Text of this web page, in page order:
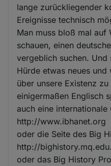
lange zurückliegender
Ereignisse technisch
Man muss bloß mal
schauen, einen
vergeblich suchen.
Hürde etwas neues
über unsere Existenz
einigermaßen Englisch
auch eine internationale
http://www.ibhanet.org
oder die Seite des Big
http://
oder das Big History